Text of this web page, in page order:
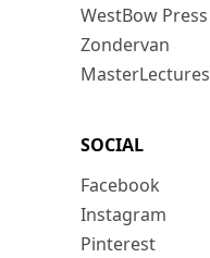
WestBow Press
Zondervan
MasterLectures
SOCIAL
Facebook
Instagram
Pinterest